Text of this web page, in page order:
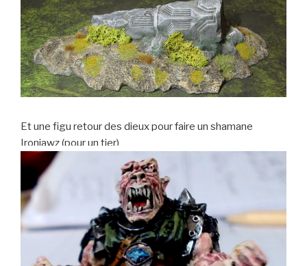
Et une figu retour des dieux pour faire un shamane
Ironjawz (pour un tier)